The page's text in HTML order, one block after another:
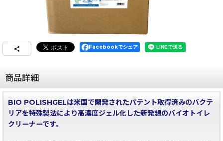
Facebookでシェア
商品詳細
BIO POLISHGELは米国で開発されたパテント取得済みのバクテ
リアを特殊製法により高濃度ジェル化した新発想のバイオトイレ
クリーナーです。